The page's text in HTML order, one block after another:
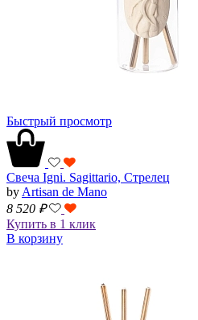
Быстрый просмотр
Свеча Igni. Sagittario, Стрелец
by Artisan de Mano
8 520 ₽
Купить в 1 клик
В корзину